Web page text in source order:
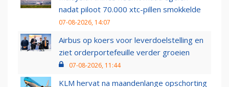
nadat piloot 70.000 xtc-pillen smokkelde
07-08-2026, 14:07
Airbus op koers voor leverdoelstelling en
ziet orderportefeuille verder groeien
07-08-2026, 11:44
KLM hervat na maandenlange opschorting